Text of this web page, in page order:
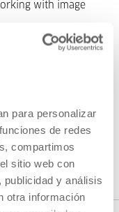
para personalizar
de redes
compartimos
sitio web con
y análisis
otra información
with image
she was a child,